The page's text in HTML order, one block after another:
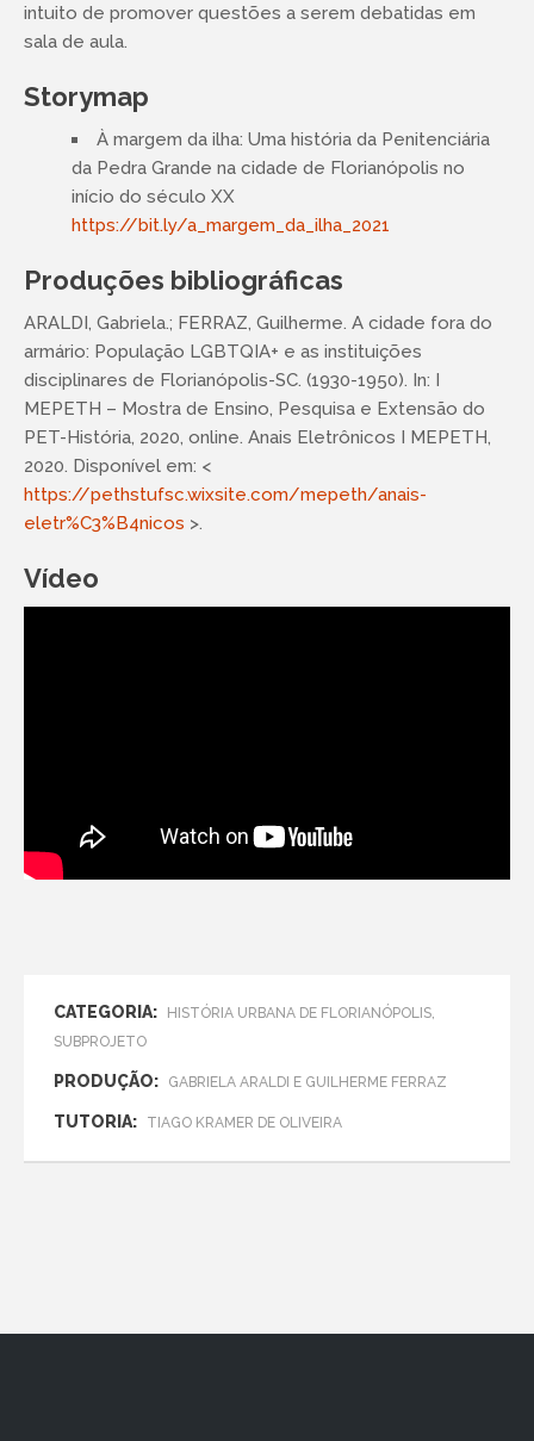
intuito de promover questões a serem debatidas em
sala de aula.
Storymap
À margem da ilha: Uma história da Penitenciária
da Pedra Grande na cidade de Florianópolis no
início do século XX
https://bit.ly/a_margem_da_ilha_2021
Produções bibliográficas
ARALDI, Gabriela.; FERRAZ, Guilherme. A cidade fora do
armário: População LGBTQIA+ e as instituições
disciplinares de Florianópolis-SC. (1930-1950). In: I
MEPETH – Mostra de Ensino, Pesquisa e Extensão do
PET-História, 2020, online. Anais Eletrônicos I MEPETH,
2020. Disponível em: <
https://pethstufsc.wixsite.com/mepeth/anais-
eletr%C3%B4nicos >.
Vídeo
CATEGORIA:
HISTÓRIA URBANA DE FLORIANÓPOLIS,
SUBPROJETO
PRODUÇÃO: GABRIELA ARALDI E GUILHERME FERRAZ
TUTORIA: TIAGO KRAMER DE OLIVEIRA